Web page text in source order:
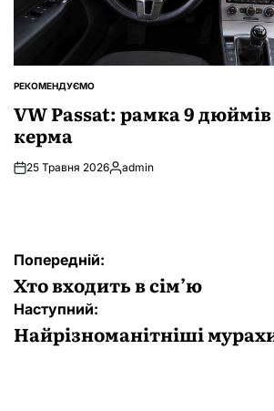
ОПУБЛІКУВАТИ
РЕКОМЕНДУЄМО
VW Passat: рамка 9
керма
25 Травня 2026Опубліковано
admin
Навігація
записів
Попередній:
Хто входить в сім’ю
Наступний:
Найрізноманітніші